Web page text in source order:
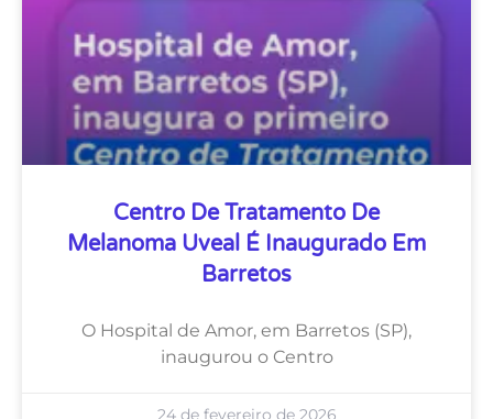
Centro De Tratamento De
Melanoma Uveal É Inaugurado Em
Barretos
O Hospital de Amor, em Barretos (SP),
inaugurou o Centro
24 de fevereiro de 2026